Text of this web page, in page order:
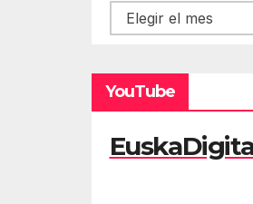
Hemeroteca
YouTube